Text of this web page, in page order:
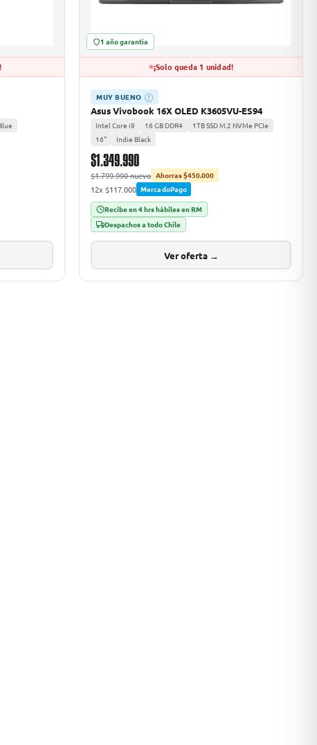
1 año garantía
¡Solo queda 1 unidad!
MUY BUENO ?
Asus Vivobook 16X OLED K3605VU-ES94
Intel Core i9 16 GB DDR4
1TB SSD M.2 NVMe PCIe
16"
Indie Black
$1.349.990
$1.799.990 nuevo Ahorras $450.000
12x $117.000 MercadoPago
Recibe en 4 hrs hábiles en RM
Despachos a todo Chile
Ver oferta →